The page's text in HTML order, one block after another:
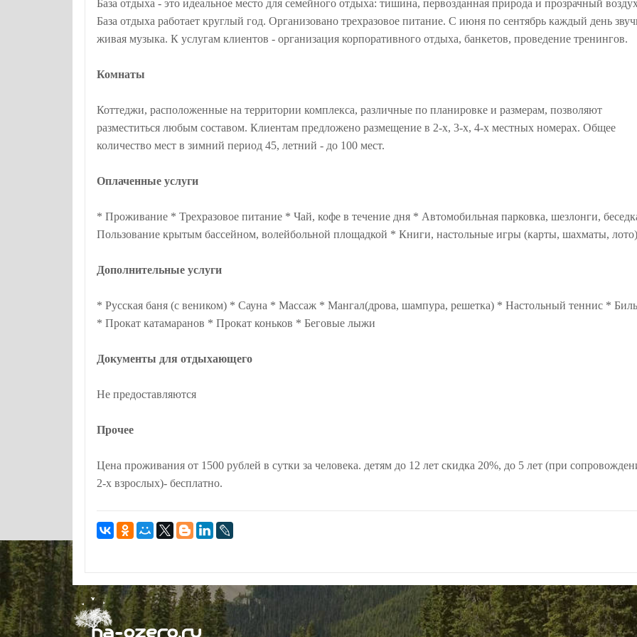
База отдыха - это идеальное место для семейного отдыха: тишина, первозданная природа и прозрачный
База отдыха работает круглый год. Организовано трехразовое питание. С июня по сентябрь каждый день
живая музыка. К услугам клиентов - организация корпоративного отдыха, банкетов, проведение тренингов.
Комнаты
Коттеджи, расположенные на территории комплекса, различные по планировке и размерам, позволяют
разместиться любым составом. Клиентам предложено размещение в 2-х, 3-х, 4-х местных номерах. Общее
количество мест в зимний период 45, летний - до 100 мест.
Оплаченные услуги
* Проживание * Трехразовое питание * Чай, кофе в течение дня * Автомобильная парковка, шезлонги,
Пользование крытым бассейном, волейбольной площадкой * Книги, настольные игры (карты, шахматы, лото)
Дополнительные услуги
* Русская баня (с веником) * Сауна * Массаж * Мангал(дрова, шампура, решетка) * Настольный теннис *
* Прокат катамаранов * Прокат коньков * Беговые лыжи
Документы для отдыхающего
Не предоставляются
Прочее
Цена проживания от 1500 рублей в сутки за человека. детям до 12 лет скидка 20%, до 5 лет (при
2-х взрослых)- бесплатно.